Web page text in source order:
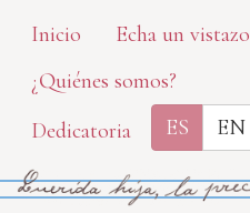
Skip
main
content
Inicio Echa un vistazo
¿Quiénes somos?
Dedicatoria
ES EN